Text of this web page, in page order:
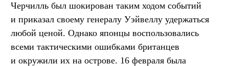
Черчилль был шокирован таким ходом событий
и приказал своему генералу Уэйвеллу удержаться
любой ценой. Однако японцы воспользовались
всеми тактическими ошибками британцев
и окружили их на острове. 16 февраля была